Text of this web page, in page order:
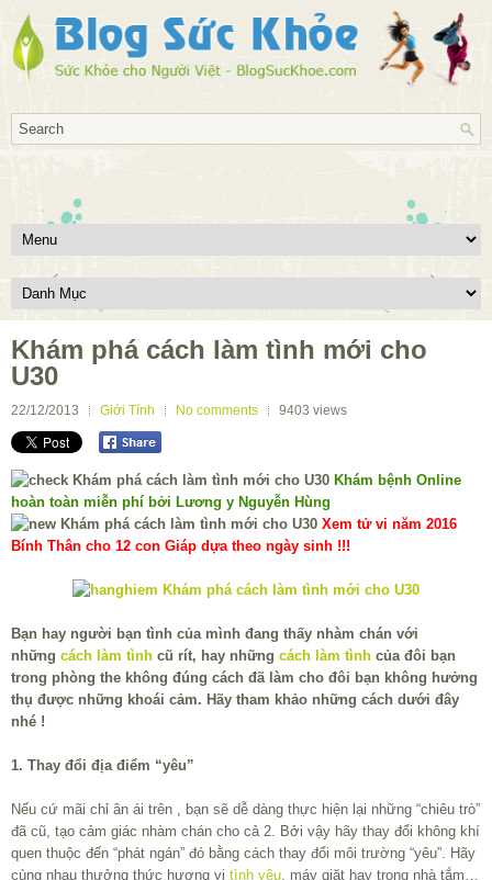
Khám phá cách làm tình mới cho
U30
22/12/2013 Giới Tính No comments 9403 views
Khám bệnh Online
hoàn toàn miễn phí bởi Lương y Nguyễn Hùng
Xem tử vi năm 2016
Bính Thân cho 12 con Giáp dựa theo ngày sinh !!!
Bạn hay người bạn tình của mình đang thấy nhàm chán với
những cách làm tình cũ rít, hay những cách làm tình của đôi bạn
trong phòng the không đúng cách đã làm cho đôi bạn không hưởng
thụ được những khoái cảm. Hãy tham khảo những cách dưới đây
nhé !
1. Thay đổi địa điểm “yêu”
Nếu cứ mãi chỉ ân ái trên , bạn sẽ dễ dàng thực hiện lại những “chiêu trò”
đã cũ, tạo cảm giác nhàm chán cho cả 2. Bởi vậy hãy thay đổi không khí
quen thuộc đến “phát ngán” đó bằng cách thay đổi môi trường “yêu”. Hãy
cùng nhau thưởng thức hương vị tình yêu, máy giặt hay trong nhà tắm…